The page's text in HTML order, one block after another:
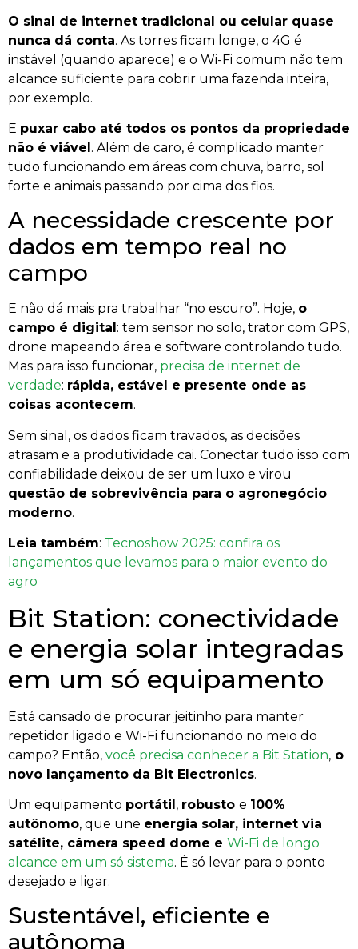
O sinal de internet tradicional ou celular quase
nunca dá conta. As torres ficam longe, o 4G é
instável (quando aparece) e o Wi-Fi comum não tem
alcance suficiente para cobrir uma fazenda inteira,
por exemplo.
E puxar cabo até todos os pontos da propriedade
não é viável. Além de caro, é complicado manter
tudo funcionando em áreas com chuva, barro, sol
forte e animais passando por cima dos fios.
A necessidade crescente por
dados em tempo real no
campo
E não dá mais pra trabalhar “no escuro”. Hoje, o
campo é digital : tem sensor no solo, trator com GPS,
drone mapeando área e software controlando tudo.
Mas para isso funcionar, precisa de internet de
verdade: rápida, estável e presente onde as
coisas acontecem.
Sem sinal, os dados ficam travados, as decisões
atrasam e a produtividade cai. Conectar tudo isso com
confiabilidade deixou de ser um luxo e virou
questão de sobrevivência para o agronegócio
moderno.
Leia também: Tecnoshow 2025: confira os
lançamentos que levamos para o maior evento do
agro
Bit Station: conectividade
e energia solar integradas
em um só equipamento
Está cansado de procurar jeitinho para manter
repetidor ligado e Wi-Fi funcionando no meio do
campo? Então, você precisa conhecer a Bit Station, o
novo lançamento da Bit Electronics.
Um equipamento portátil, robusto e 100%
autônomo, que une energia solar, internet via
satélite, câmera speed dome e Wi-Fi de longo
alcance em um só sistema. É só levar para o ponto
desejado e ligar.
Sustentável, eficiente e
autônoma